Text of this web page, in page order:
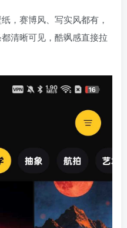
，赛博风、写实风都有，
清晰可见，酷飒感直接拉